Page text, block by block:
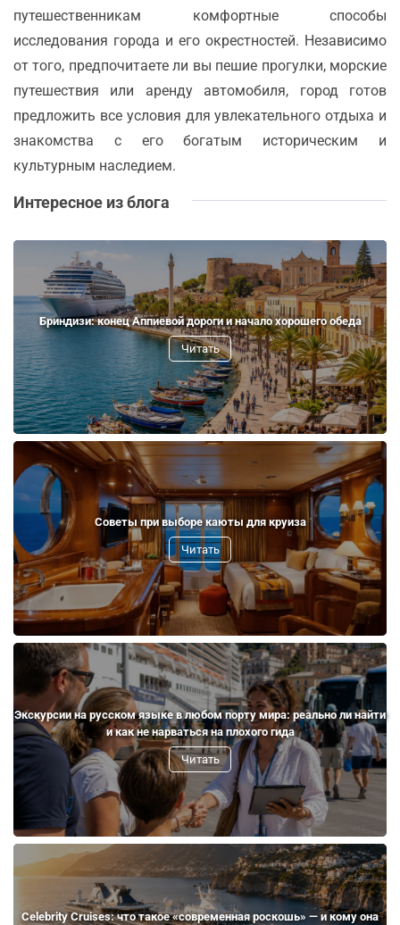
путешественникам комфортные способы
исследования города и его окрестностей. Независимо
от того, предпочитаете ли вы пешие прогулки, морские
путешествия или аренду автомобиля, город готов
предложить все условия для увлекательного отдыха и
знакомства с его богатым историческим и
культурным наследием.
Интересное из блога
Бриндизи: конец Аппиевой дороги и начало хорошего обеда
Читать
Советы при выборе каюты для круиза
Читать
Экскурсии на русском языке в любом порту мира: реально ли найти
и как не нарваться на плохого гида
Читать
Celebrity Cruises: что такое «современная роскошь» — и кому она